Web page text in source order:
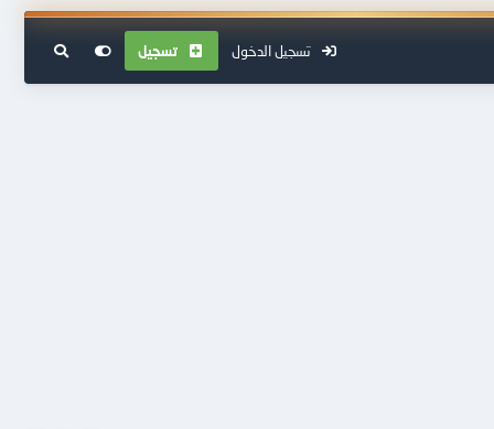
تسجيل الدخول تسجيل